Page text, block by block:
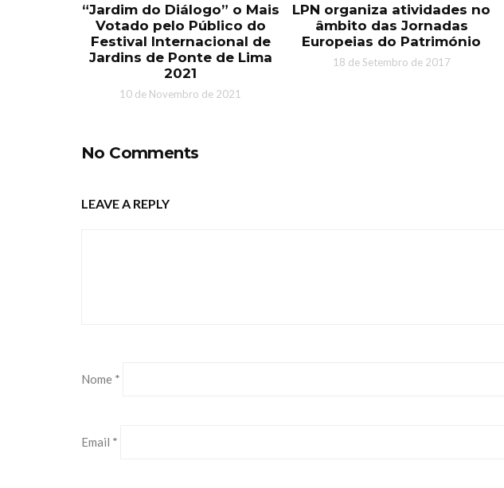
“Jardim do Diálogo” o Mais
Votado pelo Público do
Festival Internacional de
Jardins de Ponte de Lima
2021
10 de Novembro de 2021
LPN organiza atividades no
âmbito das Jornadas
Europeias do Património
18 de Setembro de 2017
No Comments
LEAVE A REPLY
Nome *
Email *